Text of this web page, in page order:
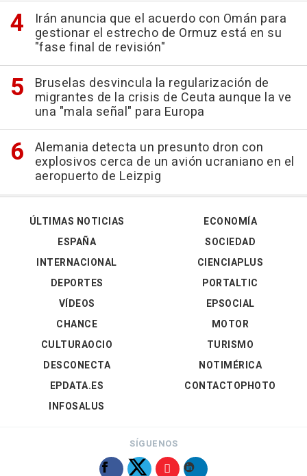
Irán anuncia que el acuerdo con Omán para
gestionar el estrecho de Ormuz está en su
"fase final de revisión"
Bruselas desvincula la regularización de
migrantes de la crisis de Ceuta aunque la ve
una "mala señal" para Europa
Alemania detecta un presunto dron con
explosivos cerca de un avión ucraniano en el
aeropuerto de Leizpig
ÚLTIMAS NOTICIAS
ESPAÑA
INTERNACIONAL
DEPORTES
VÍDEOS
ECONOMÍA
SOCIEDAD
CIENCIAPLUS
PORTALTIC
EPSOCIAL
CHANCE
CULTURAOCIO
DESCONECTA
EPDATA.ES
INFOSALUS
MOTOR
TURISMO
NOTIMÉRICA
CONTACTOPHOTO
SÍGUENOS